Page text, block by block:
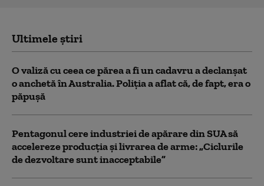
Ultimele știri
O valiză cu ceea ce părea a fi un cadavru a declanșat
o anchetă în Australia. Poliția a aflat că, de fapt, era o
păpușă
Pentagonul cere industriei de apărare din SUA să
accelereze producția și livrarea de arme: „Ciclurile
de dezvoltare sunt inacceptabile”